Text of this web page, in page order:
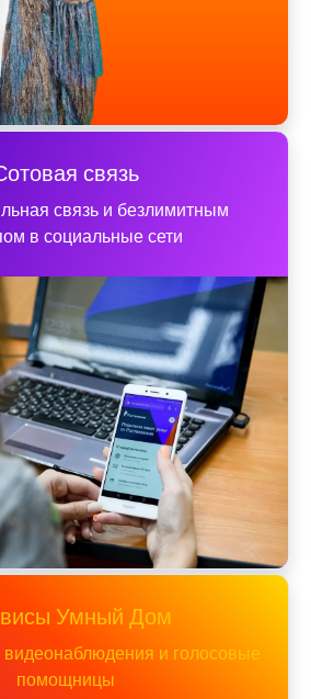
связь
связь и безлимитным
в социальные сети
Умный Дом
и голосовые
помощницы